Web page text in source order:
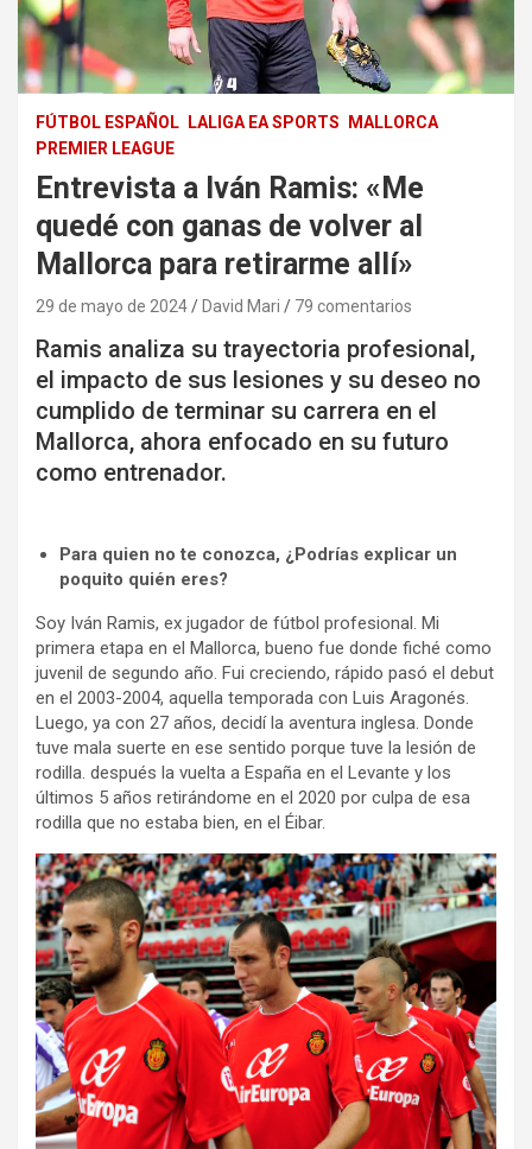
FÚTBOL ESPAÑOL LALIGA EA SPORTS
MALLORCA
PREMIER LEAGUE
Entrevista a Iván Ramis: «Me
quedé con ganas de volver al
Mallorca para retirarme allí»
29 de mayo de 2024 David Mari 79 comentarios
Ramis analiza su trayectoria profesional,
el impacto de sus lesiones y su deseo no
cumplido de terminar su carrera en el
Mallorca, ahora enfocado en su futuro
como entrenador.
Para quien no te conozca, ¿Podrías explicar un
poquito quién eres?
Soy Iván Ramis, ex jugador de fútbol profesional. Mi
primera etapa en el Mallorca, bueno fue donde fiché como
juvenil de segundo año. Fui creciendo, rápido pasó el debut
en el 2003-2004, aquella temporada con Luis Aragonés.
Luego, ya con 27 años, decidí la aventura inglesa. Donde
tuve mala suerte en ese sentido porque tuve la lesión de
rodilla. después la vuelta a España en el Levante y los
últimos 5 años retirándome en el 2020 por culpa de esa
rodilla que no estaba bien, en el Éibar.